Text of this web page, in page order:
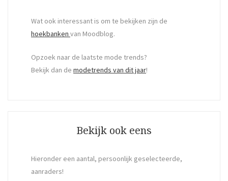
Wat ook interessant is om te bekijken zijn de
hoekbanken van Moodblog.
Opzoek naar de laatste mode trends?
Bekijk dan de modetrends van dit jaar!
Bekijk ook eens
Hieronder een aantal, persoonlijk geselecteerde,
aanraders!